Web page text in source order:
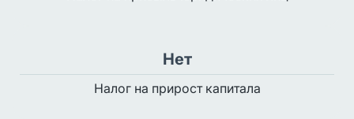
Нет
Налог на прирост капитала